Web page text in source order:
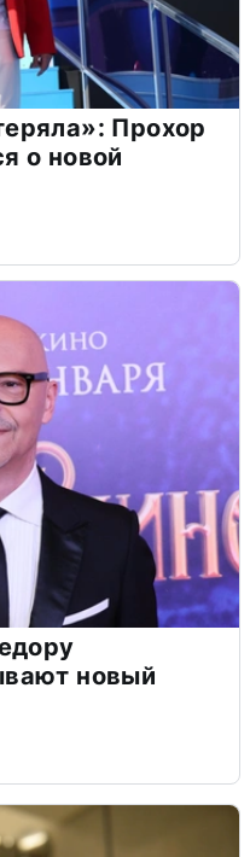
Прохор
о новой
новый